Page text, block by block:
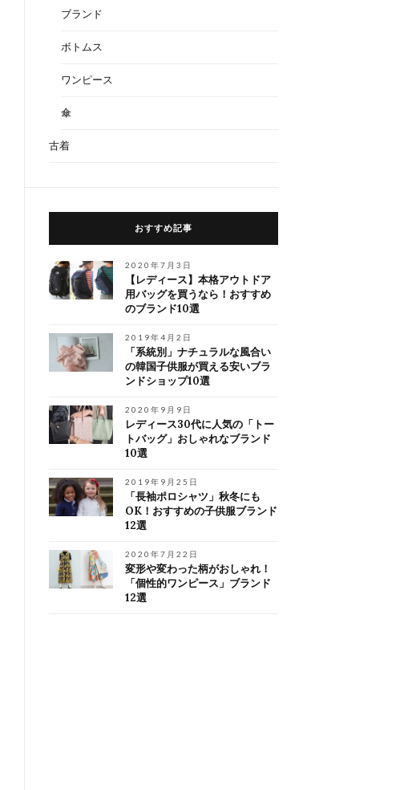
ブランド
ボトムス
ワンピース
傘
古着
おすすめ記事
2020年7月3日
【レディース】本格アウトドア
用バッグを買うなら！おすすめ
のブランド10選
2019年4月2日
「系統別」ナチュラルな風合い
の韓国子供服が買える安いブラ
ンドショップ10選
2020年9月9日
レディース30代に人気の「トー
トバッグ」おしゃれなブランド
10選
2019年9月25日
「長袖ポロシャツ」秋冬にも
OK！おすすめの子供服ブランド
12選
2020年7月22日
変形や変わった柄がおしゃれ！
「個性的ワンピース」ブランド
12選